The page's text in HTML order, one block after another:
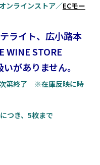
ンラインストア／ECモー
ライト、広小路本
WINE STORE
がありません。
第終了 ※在庫反映に時
つき、5枚まで